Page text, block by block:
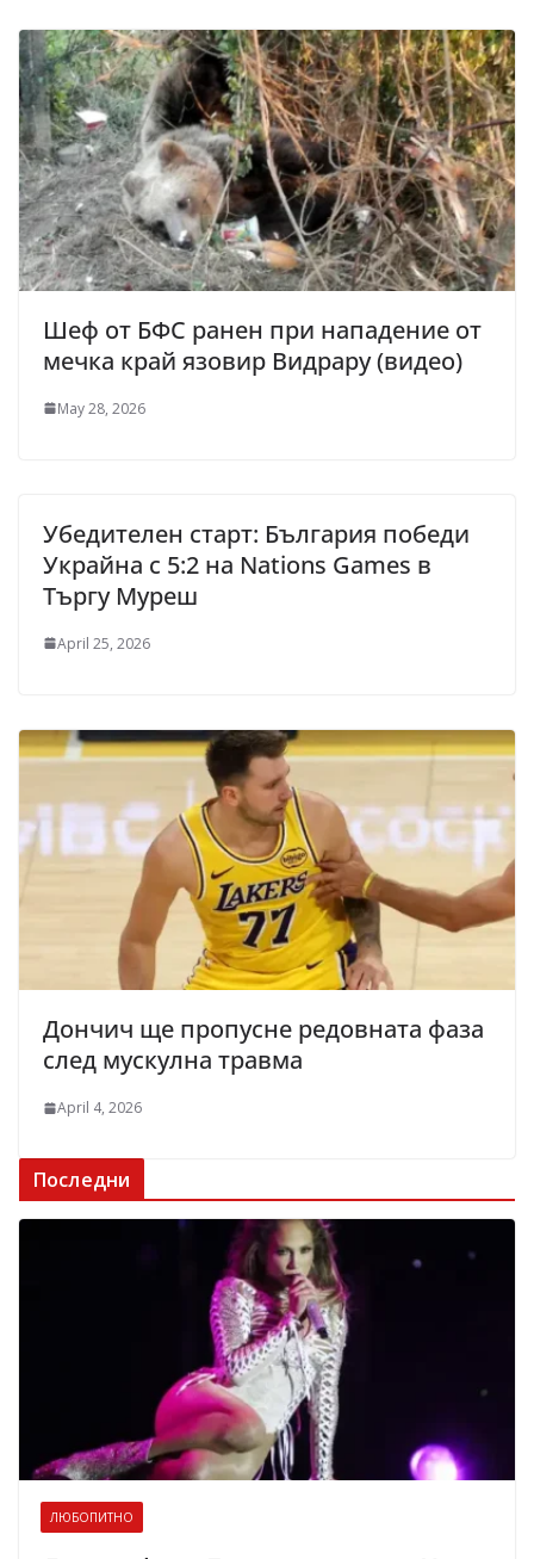
Шеф от БФС ранен при нападение от
мечка край язовир Видрару (видео)
May 28, 2026
Убедителен старт: България победи
Украйна с 5:2 на Nations Games в
Търгу Муреш
April 25, 2026
Дончич ще пропусне редовната фаза
след мускулна травма
April 4, 2026
Последни
ЛЮБОПИТНО